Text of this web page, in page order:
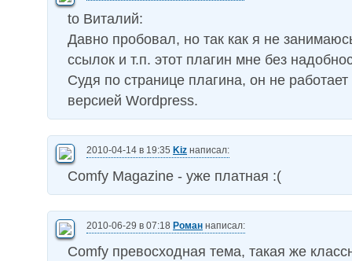
to Виталий:
Давно пробовал, но так как я не
ссылок и т.п. этот плагин мне без
Судя по странице плагина, он не
версией Wordpress.
2010-04-14 в 19:35 Kiz написал:
Comfy Magazine - уже платная :(
2010-06-29 в 07:18 Роман написал:
Comfy превосходная тема, такая же